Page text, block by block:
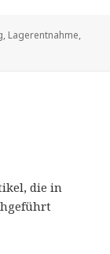
, Lagerentnahme,
die in